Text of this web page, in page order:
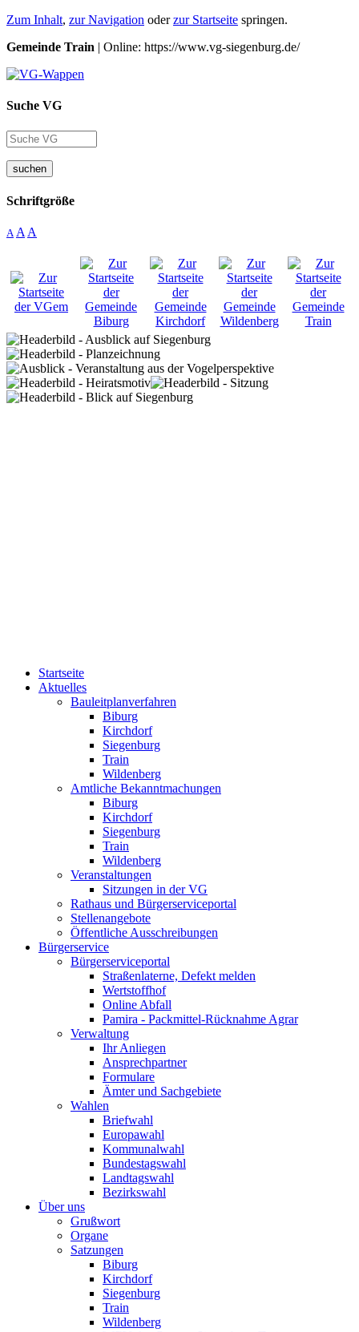
Zum Inhalt, zur Navigation oderzur Startseite springen.
Gemeinde Train | Online: https://www.vg-siegenburg.de/
Suche VG
suchen
Schriftgröße
A A A
Startseite
Aktuelles
Bauleitplanverfahren
Biburg
Kirchdorf
Siegenburg
Train
Wildenberg
Amtliche Bekanntmachungen
Biburg
Kirchdorf
Siegenburg
Train
Wildenberg
Veranstaltungen
Sitzungen in der VG
Rathaus und Bürgerserviceportal
Stellenangebote
Öffentliche Ausschreibungen
Bürgerservice
Bürgerserviceportal
Straßenlaterne, Defekt melden
Wertstoffhof
Online Abfall
Pamira - Packmittel-Rücknahme Agrar
Verwaltung
Ihr Anliegen
Ansprechpartner
Formulare
Ämter und Sachgebiete
Wahlen
Briefwahl
Europawahl
Kommunalwahl
Bundestagswahl
Landtagswahl
Bezirkswahl
Über uns
Grußwort
Organe
Satzungen
Biburg
Kirchdorf
Siegenburg
Train
Wildenberg